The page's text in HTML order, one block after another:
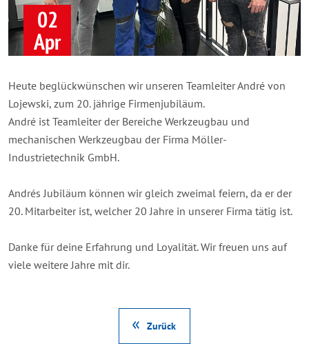
02
Apr
Heute beglückwünschen wir unseren Teamleiter André von
Lojewski, zum 20. jährige Firmenjubiläum.
André ist Teamleiter der Bereiche Werkzeugbau und
mechanischen Werkzeugbau der Firma Möller-
Industrietechnik GmbH.
Andrés Jubiläum können wir gleich zweimal feiern, da er der
20. Mitarbeiter ist, welcher 20 Jahre in unserer Firma tätig ist.
Danke für deine Erfahrung und Loyalität. Wir freuen uns auf
viele weitere Jahre mit dir.
Zurück